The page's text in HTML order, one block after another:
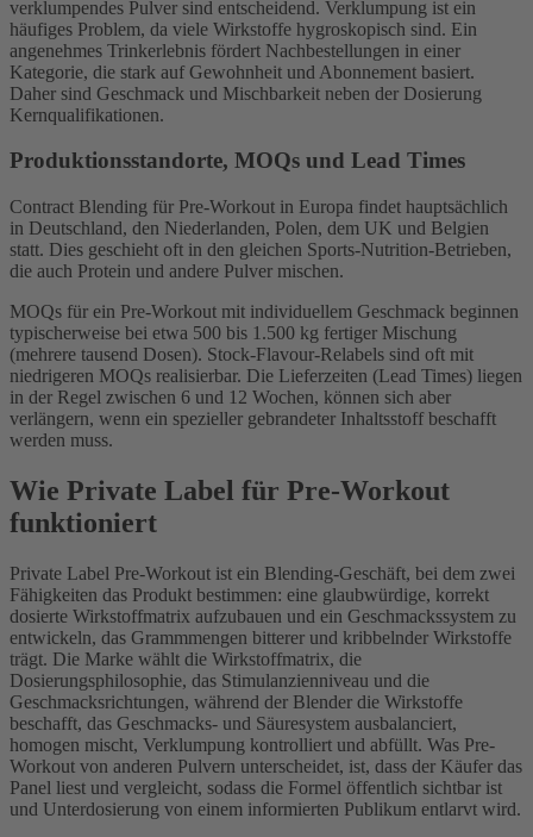
verklumpendes Pulver sind entscheidend. Verklumpung ist ein
häufiges Problem, da viele Wirkstoffe hygroskopisch sind. Ein
angenehmes Trinkerlebnis fördert Nachbestellungen in einer
Kategorie, die stark auf Gewohnheit und Abonnement basiert.
Daher sind Geschmack und Mischbarkeit neben der Dosierung
Kernqualifikationen.
Produktionsstandorte, MOQs und Lead Times
Contract Blending für Pre-Workout in Europa findet hauptsächlich
in Deutschland, den Niederlanden, Polen, dem UK und Belgien
statt. Dies geschieht oft in den gleichen Sports-Nutrition-Betrieben,
die auch Protein und andere Pulver mischen.
MOQs für ein Pre-Workout mit individuellem Geschmack beginnen
typischerweise bei etwa 500 bis 1.500 kg fertiger Mischung
(mehrere tausend Dosen). Stock-Flavour-Relabels sind oft mit
niedrigeren MOQs realisierbar. Die Lieferzeiten (Lead Times) liegen
in der Regel zwischen 6 und 12 Wochen, können sich aber
verlängern, wenn ein spezieller gebrandeter Inhaltsstoff beschafft
werden muss.
Wie Private Label für Pre-Workout
funktioniert
Private Label Pre-Workout ist ein Blending-Geschäft, bei dem zwei
Fähigkeiten das Produkt bestimmen: eine glaubwürdige, korrekt
dosierte Wirkstoffmatrix aufzubauen und ein Geschmackssystem zu
entwickeln, das Grammmengen bitterer und kribbelnder Wirkstoffe
trägt. Die Marke wählt die Wirkstoffmatrix, die
Dosierungsphilosophie, das Stimulanzienniveau und die
Geschmacksrichtungen, während der Blender die Wirkstoffe
beschafft, das Geschmacks- und Säuresystem ausbalanciert,
homogen mischt, Verklumpung kontrolliert und abfüllt. Was Pre-
Workout von anderen Pulvern unterscheidet, ist, dass der Käufer das
Panel liest und vergleicht, sodass die Formel öffentlich sichtbar ist
und Unterdosierung von einem informierten Publikum entlarvt wird.